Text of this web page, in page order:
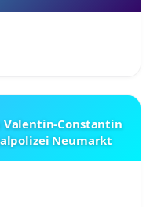
Constantin
Neumarkt